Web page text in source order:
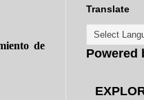
de
Translate
Powered